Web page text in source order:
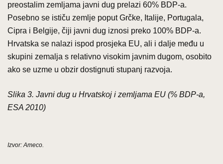
preostalim zemljama javni dug prelazi 60% BDP-a.
Posebno se ističu zemlje poput Grčke, Italije, Portugala,
Cipra i Belgije, čiji javni dug iznosi preko 100% BDP-a.
Hrvatska se nalazi ispod prosjeka EU, ali i dalje među u
skupini zemalja s relativno visokim javnim dugom, osobito
ako se uzme u obzir dostignuti stupanj razvoja.
Slika 3. Javni dug u Hrvatskoj i zemljama EU (% BDP-a,
ESA 2010)
Izvor: Ameco.